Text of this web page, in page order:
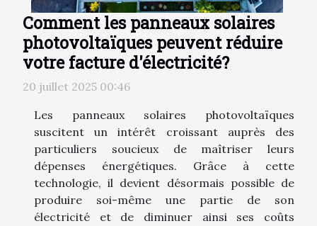
Comment les panneaux solaires
photovoltaïques peuvent réduire
votre facture d'électricité?
20 juillet 2025 00:46
Les panneaux solaires photovoltaïques
suscitent un intérêt croissant auprès des
particuliers soucieux de maîtriser leurs
dépenses énergétiques. Grâce à cette
technologie, il devient désormais possible de
produire soi-même une partie de son
électricité et de diminuer ainsi ses coûts